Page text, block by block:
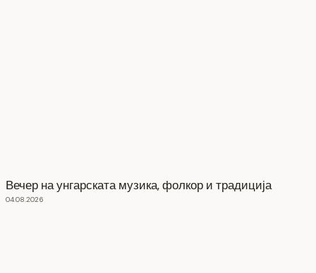
Вечер на унгарската музика, фолкор и традиција
04.08.2026